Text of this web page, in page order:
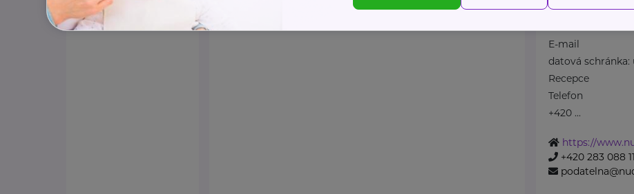
Telefon
E-mail
datová schránka:
Recepce
Telefon
+420 ...
https://
+420 283 088